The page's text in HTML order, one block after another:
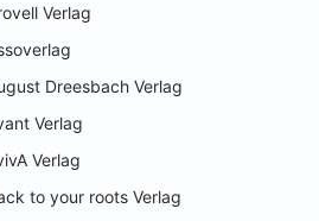
Verlag
Dreesbach Verlag
Verlag
Verlag
to your roots Verlag